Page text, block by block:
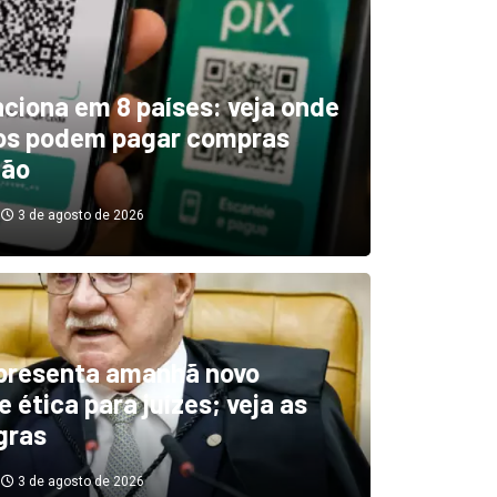
indica El Niño
diminuindo chuvas e
secas de rios
3 de agosto de 2026
em 8 países: veja onde
podem pagar compras
3 de agosto de 2026
amanhã novo
ética para juízes; veja as
3 de agosto de 2026